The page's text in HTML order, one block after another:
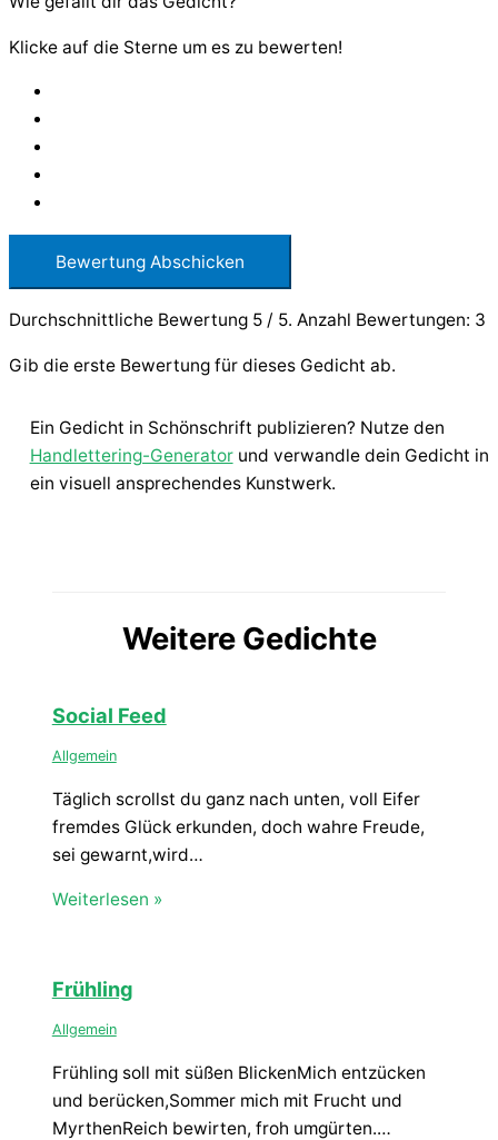
Klicke auf die Sterne um es zu bewerten!
Bewertung Abschicken
Durchschnittliche Bewertung 5 / 5. Anzahl Bewertungen: 3
Gib die erste Bewertung für dieses Gedicht ab.
Ein Gedicht in Schönschrift publizieren? Nutze den
Handlettering-Generatorund verwandle dein Gedicht in
ein visuell ansprechendes Kunstwerk.
Weitere Gedichte
Social Feed
Allgemein
Täglich scrollst du ganz nach unten, voll Eifer
fremdes Glück erkunden, doch wahre Freude,
sei gewarnt,wird…
Weiterlesen »
Frühling
Allgemein
Frühling soll mit süßen BlickenMich entzücken
und berücken,Sommer mich mit Frucht und
MyrthenReich bewirten, froh umgürten.…